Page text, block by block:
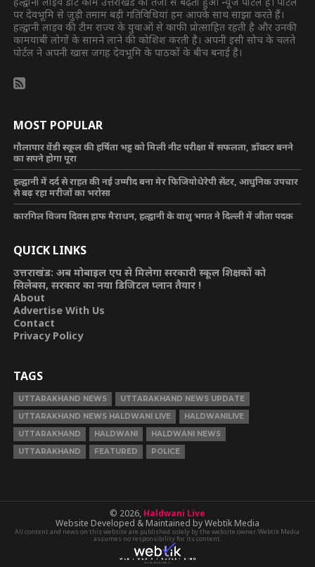
पर देवभूमि से जुड़ी तमाम बड़ी गतिविधियां हम आपके साथ साझा करते हैं।
हल्द्वानी लाइव की टीम राज्य के युवाओं से काफी प्रोत्साहित रहती है और उनकी
कामयाबी लोगों के सामने लाने की कोशिश करती है। अपनी इसी सोच के चलते
पोर्टल ने अपनी खास जगह देवभूमि के पाठकों के बीच बनाई है।
MOST POPULAR
गौलापार वेंडी स्कूल की हर्षिता भट्ट को मिली नीट परीक्षा में सफलता, डॉक्टर बनने
का सपने होगा पूरा
हल्द्वानी में दर्द से राहत की नई उम्मीद बना मेर फिजियोथेरेपी सेंटर, आधुनिक उपचार
से बढ़ रहा मरीजों का भरोसा
कारगिल विजय दिवस हाफ मैराथन, हल्द्वानी के वाशु भगत ने दिल्ली में जीता पदक
QUICK LINKS
उत्तराखंड: अब मोबाइल एप से मिलेगा सरकारी स्कूल शिक्षकों को
सिलेबस, सरकार का नया डिजिटल प्लान तैयार !
About
Advertise With Us
Contact
Privacy Policy
TAGS
UTTARAKHAND NEWS
UTTARAKHAND NEWS UPDATE
UTTARAKHAND NEWS HALDWANI LIVE
HALDWANILIVE
UTTARAKHAND
HALDWANI
HALDWANI NEWS
UTTARAKHAND
FEATURED POLICE
© 2026, Haldwani Live
Website Developed & Maintained by Webtik Media
All content and news on this website are published solely by the website owner. Webtik Media
assumes no responsibility for its content.